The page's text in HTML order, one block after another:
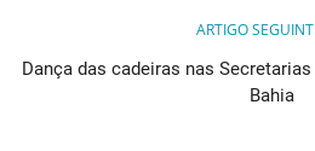
ARTIGO
Dança das cadeiras nas
Bahia